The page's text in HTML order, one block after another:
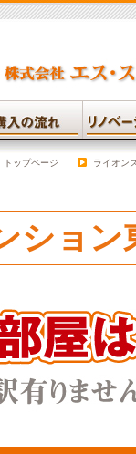
トップページ ライオン
ション